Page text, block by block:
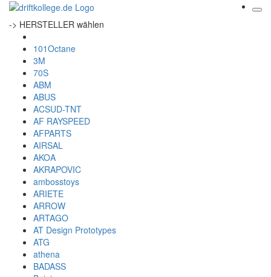
-> HERSTELLER wählen
101Octane
3M
70S
ABM
ABUS
ACSUD-TNT
AF RAYSPEED
AFPARTS
AIRSAL
AKOA
AKRAPOVIC
ambosstoys
ARIETE
ARROW
ARTAGO
AT Design Prototypes
ATG
athena
BADASS